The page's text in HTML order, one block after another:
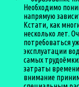
Необходимо
напрямую
Кстати, как
несколько лет.
потребоваться
эксплуатации
самых
затраты
внимание